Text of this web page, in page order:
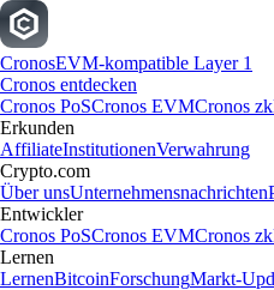
CronosEVM-kompatible Layer 1
Cronos entdecken
Cronos PoSCronos EVMCronos
Erkunden
AffiliateInstitutionenVerwahrung
Crypto.com
Über unsUnternehmensnachrichten
Entwickler
Cronos PoSCronos EVMCronos
Lernen
LernenBitcoinForschungMarkt-